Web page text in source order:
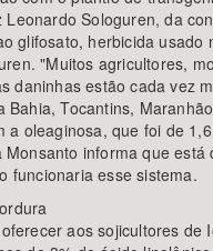
Sologuren, da
glifosato, herbicida
"Muitos agricultores,
daninhas estão cada vez
Bahia, Tocantins,
a oleaginosa, que foi de
informa que
funcionaria esse sistema.
aos sojicultores